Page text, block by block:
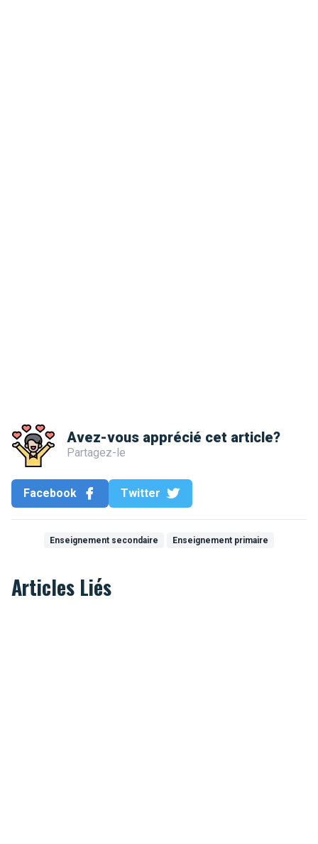
Avez-vous apprécié cet article?
Partagez-le
Facebook Twitter
Enseignement secondaire Enseignement primaire
Articles Liés